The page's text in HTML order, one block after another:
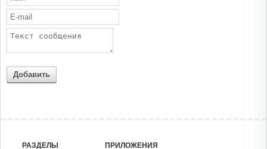
Добавить
РАЗДЕЛЫ ПРИЛОЖЕНИЯ